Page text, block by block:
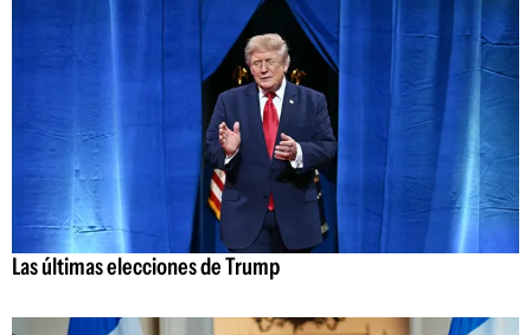
Las últimas elecciones de Trump